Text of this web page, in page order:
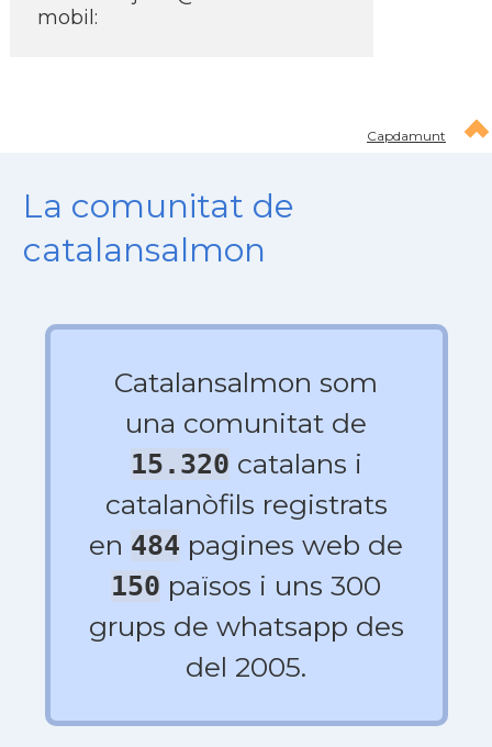
mobil:
Capdamunt
La comunitat de
catalansalmon
Catalansalmon som
una comunitat de
15.320 catalans i
catalanòfils registrats
en 484 pagines web de
150 països i uns 300
grups de whatsapp des
del 2005.